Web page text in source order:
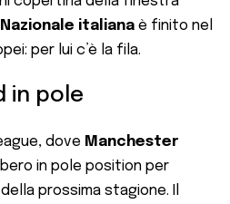
Nazionale italiana è finito nel
per lui c’è la fila.
in pole
dove Manchester
in pole position per
prossima stagione. Il